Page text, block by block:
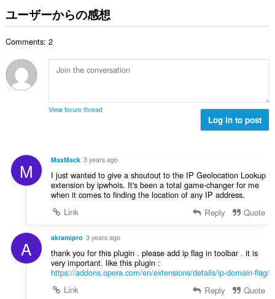
の
総
ユーザーからの感想
Comments: 2
View forum thread
Log in to post
M MaxMack 3 years ago
I just wanted to give a shoutout to the IP Geolocation Lookup
extension by ipwhois. It's been a total game-changer for me
when it comes to finding the location of any IP address.
Link
Reply Quote
A akramipro 3 years ago
thank you for this plugin . please add ip flag in toolbar . it is
very important. like this plugin :
https://addons.opera.com/en/extensions/details/ip-domain-flag/
Link
Reply Quote